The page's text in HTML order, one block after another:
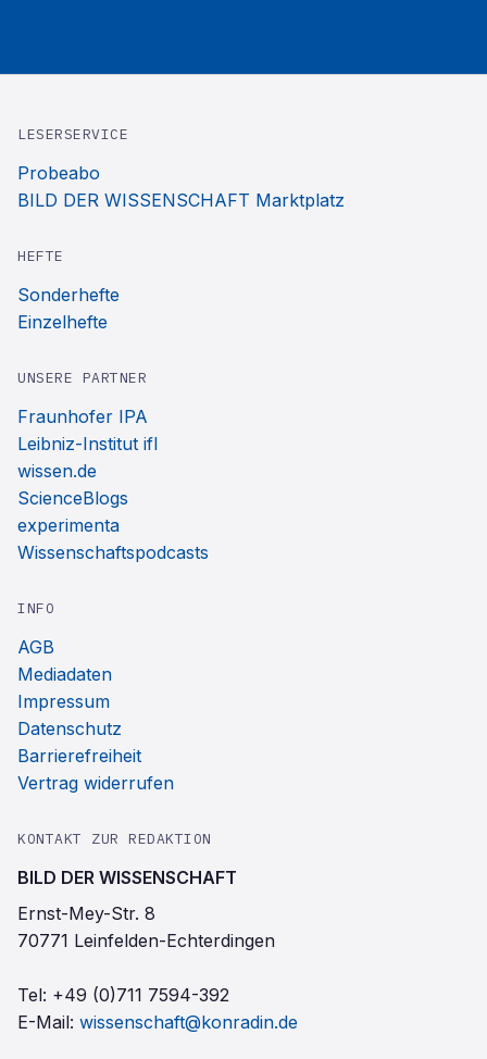
LESERSERVICE
Probeabo
BILD DER WISSENSCHAFT Marktplatz
HEFTE
Sonderhefte
Einzelhefte
UNSERE PARTNER
Fraunhofer IPA
Leibniz-Institut ifl
wissen.de
ScienceBlogs
experimenta
Wissenschaftspodcasts
INFO
AGB
Mediadaten
Impressum
Datenschutz
Barrierefreiheit
Vertrag widerrufen
KONTAKT ZUR REDAKTION
BILD DER WISSENSCHAFT
Ernst-Mey-Str. 8
70771 Leinfelden-Echterdingen
Tel: +49 (0)711 7594-392
E-Mail: wissenschaft@konradin.de